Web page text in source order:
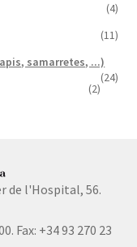
(4)
(11)
samarretes, ...)
(24)
(2)
de l'Hospital, 56.
Fax: +34 93 270 23